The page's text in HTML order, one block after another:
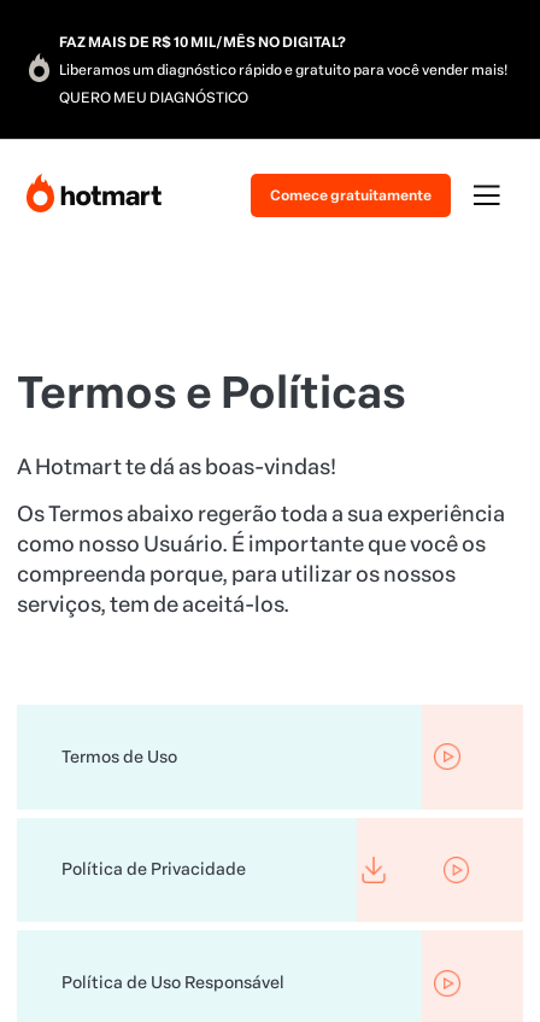
FAZMAIS DE R$ 10 MIL/MÊSNO DIGITAL?
Liberamos um diagnóstico rápido e gratuito para você vender mais!
QUERO MEU DIAGNÓSTICO
Comece gratuitamente
Termos e Políticas
A Hotmart te dá as boas-vindas!
Os Termos abaixo regerão toda a sua experiência
como nosso Usuário. É importante que você os
compreenda porque, para utilizar os nossos
serviços, tem de aceitá-los.
Termos de Uso
Política de Privacidade
Política de Uso Responsável